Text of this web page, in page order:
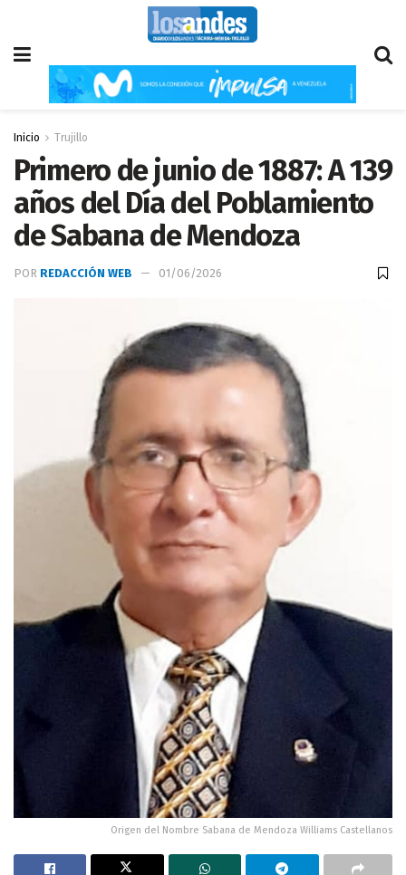
Inicio Trujillo
Primero de junio de 1887: A 139
años del Día del Poblamiento
de Sabana de Mendoza
POR REDACCIÓN WEB 01/06/2026
Origen del Nombre Sabana de Mendoza Williams Castellanos